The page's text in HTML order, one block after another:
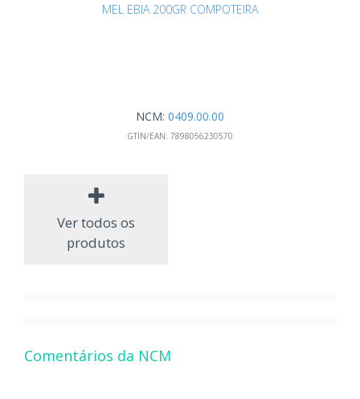
MEL EBIA 200GR COMPOTEIRA
NCM: 0409.00.00
GTIN/EAN: 7898056230570
Ver todos os
produtos
Comentários da NCM